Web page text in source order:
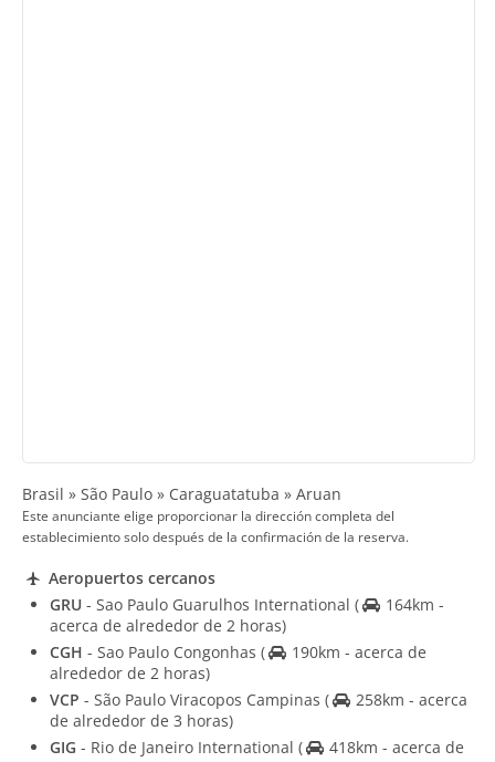
Brasil » São Paulo » Caraguatatuba » Aruan
Este anunciante elige proporcionar la dirección completa del
establecimiento solo después de la confirmación de la reserva.
Aeropuertos cercanos
GRU - Sao Paulo Guarulhos International (
164km -
acerca de alrededor de 2 horas)
CGH - Sao Paulo Congonhas (
190km - acerca de
alrededor de 2 horas)
VCP - São Paulo Viracopos Campinas (
258km - acerca
de alrededor de 3 horas)
GIG - Rio de Janeiro International (
418km - acerca de